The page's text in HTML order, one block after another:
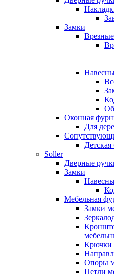
Замки
Оконная
Для
Детская
Soller
Дверные
Замки
Мебельная
Замки
Крючки
Опоры
Петли